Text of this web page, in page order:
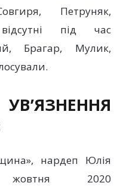
Петруняк,
під час
Брагар, Мулик,
нардеп Юлія
2020